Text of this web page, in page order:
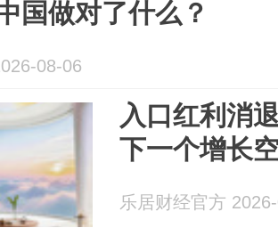
国做对了什么？
08-06
入口红利消
下一个增长
乐居财经官方